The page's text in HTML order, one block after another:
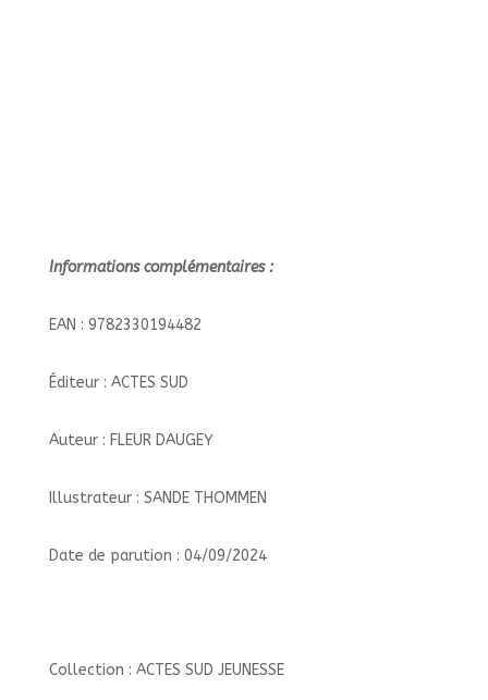
Informations complémentaires :
EAN : 9782330194482
Éditeur : ACTES SUD
Auteur : FLEUR DAUGEY
Illustrateur : SANDE THOMMEN
Date de parution : 04/09/2024
Collection : ACTES SUD JEUNESSE